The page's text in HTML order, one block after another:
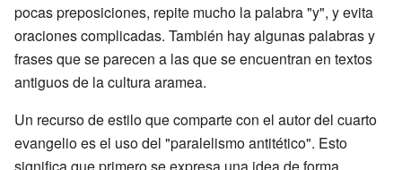
pocas preposiciones, repite mucho la palabra "y", y evita
oraciones complicadas. También hay algunas palabras y
frases que se parecen a las que se encuentran en textos
antiguos de la cultura aramea.
Un recurso de estilo que comparte con el autor del cuarto
evangelio es el uso del "paralelismo antitético". Esto